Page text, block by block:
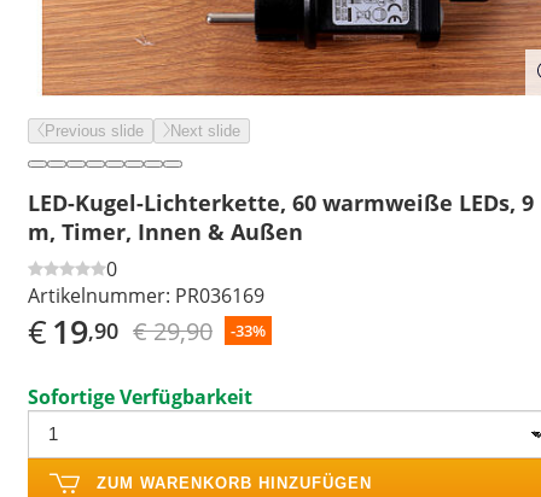
Previous slide Next slide
LED-Kugel-Lichterkette, 60 warmweiße LEDs, 9
m, Timer, Innen & Außen
0
Artikelnummer: PR036169
€19,90 € 29,90 -33%
Sofortige Verfügbarkeit
ZUM WARENKORB HINZUFÜGEN